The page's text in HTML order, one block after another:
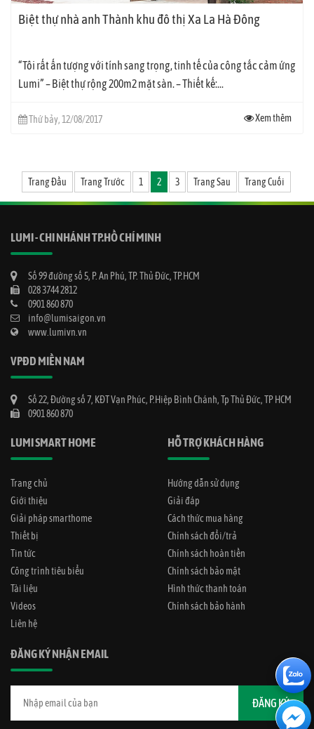
Biệt thự nhà anh Thành khu đô thị Xa La Hà Đông
“Tôi rất ấn tượng với tính sang trọng, tinh tế của công tắc cảm ứng
Lumi” – Biệt thự rộng 200m2 mặt sàn. – Thiết kế:...
Thứ bảy, 12/08/2017 Xem thêm
Trang Đầu Trang Trước 1 2 3 Trang Sau Trang Cuối
LUMI - CHI NHÁNH TP.HỒ CHÍ MINH
Số 99 đường số 5, P. An Phú, TP. Thủ Đức, TP.HCM
028 3744 2812
0901 860 870
info@lumisaigon.vn
www.lumivn.vn
VPĐD MIỀN NAM
Số 22, Đường số 7, KĐT Vạn Phúc, P.Hiệp Bình Chánh, Tp Thủ Đức, TP HCM
0901 860 870
LUMI SMART HOME
Trang chủ
Giới thiệu
Giải pháp smarthome
Thiết bị
Tin tức
Công trình tiêu biểu
Tài liệu
Videos
Liên hệ
HỖ TRỢ KHÁCH HÀNG
Hướng dẫn sử dụng
Giải đáp
Cách thức mua hàng
Chính sách đổi/trả
Chính sách hoàn tiền
Chính sách bảo mật
Hình thức thanh toán
Chính sách bảo hành
ĐĂNG KÝ NHẬN EMAIL